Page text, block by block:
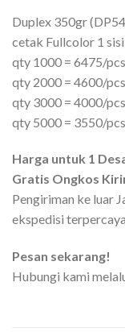
Duplex 350gr
cetak Fullcolor 1
qty 1000 = 6475/pcs
qty 2000 = 4600/pcs
qty 3000 = 4000/pcs
qty 5000 = 3550/pcs
Harga untuk 1
Gratis Ongkos
Pengiriman ke luar
ekspedisi terpercaya
Pesan sekarang!
Hubungi kami